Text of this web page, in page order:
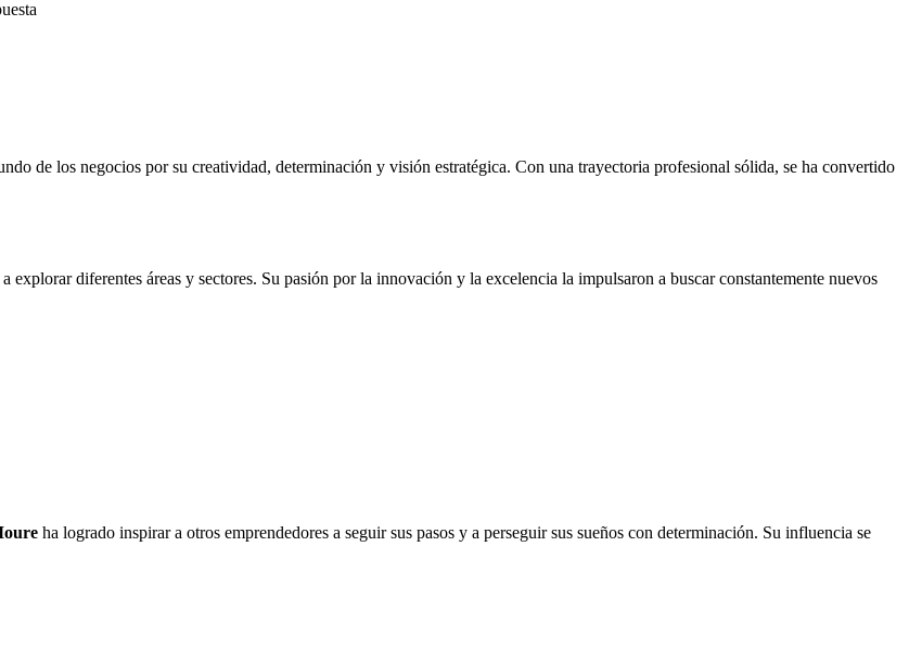
de los negocios por su creatividad, determinación y visión estratégica. Con una trayectoria profesional sólida, se ha convertido
explorar diferentes áreas y sectores. Su pasión por la innovación y la excelencia la impulsaron a buscar constantemente nuevos
ha logrado inspirar a otros emprendedores a seguir sus pasos y a perseguir sus sueños con determinación. Su influencia se